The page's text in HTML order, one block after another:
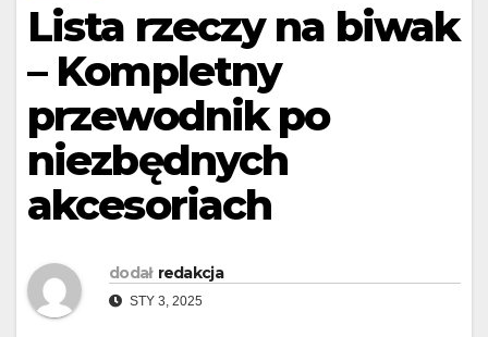
Lista rzeczy na biwak
– Kompletny
przewodnik po
niezbędnych
akcesoriach
dodał redakcja
STY 3, 2025